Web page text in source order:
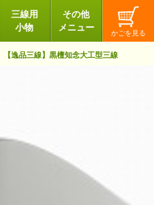
三線用
小物
その他
メニュー
【逸品三線】黒檀知念大工型三線